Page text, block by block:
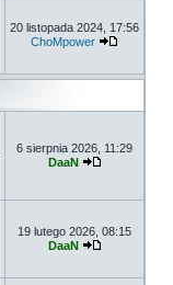
20 listopada 2024, 17:56
ChoMpower
6 sierpnia 2026, 11:29
DaaN
19 lutego 2026, 08:15
DaaN